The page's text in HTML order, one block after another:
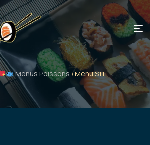
Menus Poissons / Menu S11